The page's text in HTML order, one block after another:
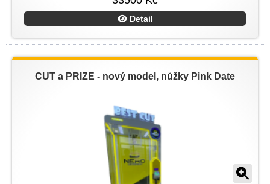
Detail
CUT a PRIZE - nový model, nůžky Pink Date